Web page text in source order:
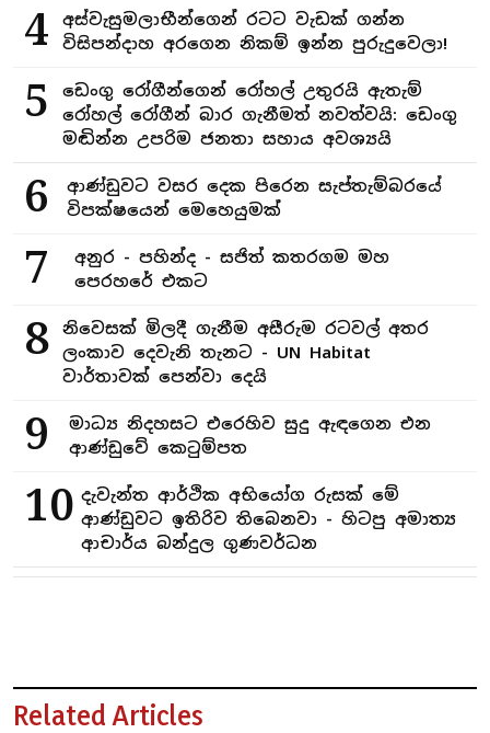
4
අස්වැසුමලාභීන්ගෙන් රටට වැඩක් ගන්න
විසිපන්දාහ අරගෙන නිකම් ඉන්න පුරුදුවෙලා!
5
ඩෙංගු රෝගීන්ගෙන් රෝහල් උතුරයි ඇතැම්
රෝහල් රෝගීන් බාර ගැනීමත් නවත්වයි: ඩෙංගු
මඬින්න උපරිම ජනතා සහාය අවශ්‍යයි
6
ආණ්ඩුවට වසර දෙක පිරෙන සැප්තැම්බරයේ
විපක්ෂයෙන් මෙහෙයුමක්
7
අනුර - පහින්ද - සජිත් කතරගම මහ
පෙරහරේ එකට
8
නිවෙසක් මිලදී ගැනීම අසීරුම රටවල් අතර
ලංකාව දෙවැනි තැනට - UN Habitat
වාර්තාවක් පෙන්වා දෙයි
9
මාධ්‍ය නිදහසට එරෙහිව සුදු ඇඳගෙන එන
ආණ්ඩුවේ කෙටුම්පත
10 දැවැන්ත ආර්ථික අභියෝග රුසක් මේ
ආණ්ඩුවට ඉතිරිව තිබෙනවා - හිටපු අමාත්‍ය
ආචාර්ය බන්දුල ගුණවර්ධන
Related Articles